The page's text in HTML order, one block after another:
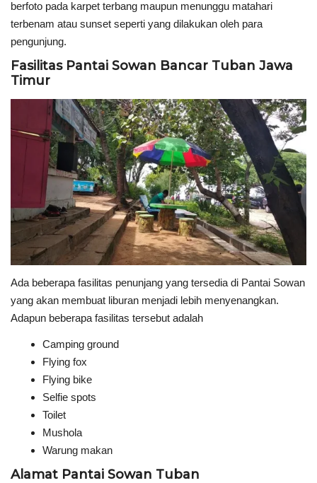
berfoto pada karpet terbang maupun menunggu matahari
terbenam atau sunset seperti yang dilakukan oleh para
pengunjung.
Fasilitas Pantai Sowan Bancar Tuban Jawa
Timur
Ada beberapa fasilitas penunjang yang tersedia di Pantai Sowan
yang akan membuat liburan menjadi lebih menyenangkan.
Adapun beberapa fasilitas tersebut adalah
Camping ground
Flying fox
Flying bike
Selfie spots
Toilet
Mushola
Warung makan
Alamat Pantai Sowan Tuban